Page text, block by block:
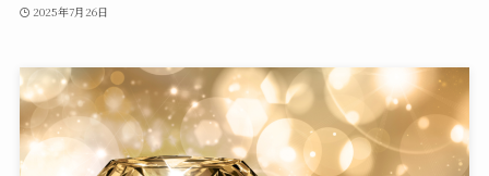
2025年7月26日